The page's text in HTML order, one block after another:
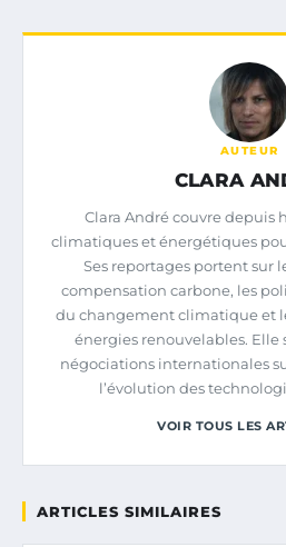
AUTEUR
CLARA
Clara André couvre depuis
climatiques et énergétiques
Ses reportages portent sur
compensation carbone, les
du changement climatique et
énergies renouvelables.
négociations internationales
l’évolution des
VOIR TOUS LES
ARTICLES SIMILAIRES